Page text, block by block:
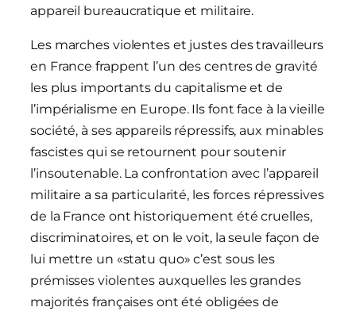
appareil bureaucratique et militaire.
Les marches violentes et justes des travailleurs
en France frappent l’un des centres de gravité
les plus importants du capitalisme et de
l’impérialisme en Europe. Ils font face à la vieille
société, à ses appareils répressifs, aux minables
fascistes qui se retournent pour soutenir
l’insoutenable. La confrontation avec l’appareil
militaire a sa particularité, les forces répressives
de la France ont historiquement été cruelles,
discriminatoires, et on le voit, la seule façon de
lui mettre un «statu quo» c’est sous les
prémisses violentes auxquelles les grandes
majorités françaises ont été obligées de